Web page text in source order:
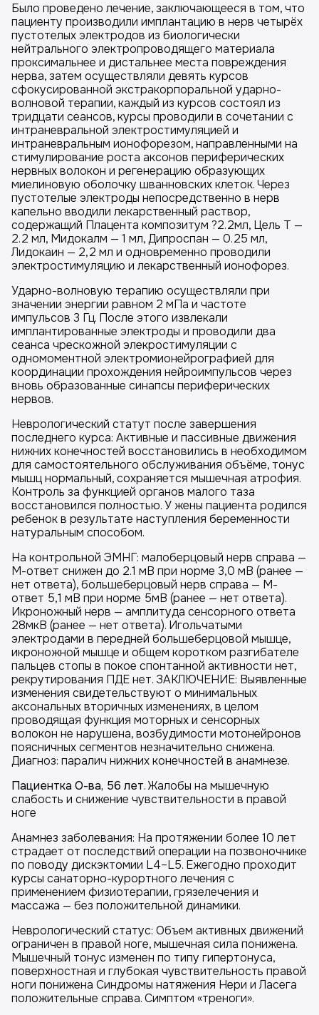
Было проведено лечение, заключающееся в том, что
пациенту производили имплантацию в нерв четырёх
пустотелых электродов из биологически
нейтрального электропроводящего материала
проксимальнее и дистальнее места повреждения
нерва, затем осуществляли девять курсов
сфокусированной экстракорпоральной ударно-
волновой терапии, каждый из курсов состоял из
тридцати сеансов, курсы проводили в сочетании с
интраневральной электростимуляцией и
интраневральным ионофорезом, направленными на
стимулирование роста аксонов периферических
нервных волокон и регенерацию образующих
миелиновую оболочку шванновских клеток. Через
пустотелые электроды непосредственно в нерв
капельно вводили лекарственный раствор,
содержащий Плацента композитум ?2.2мл, Цель Т —
2.2 мл, Мидокалм — 1 мл, Дипроспан — 0.25 мл,
Лидокаин — 2,2 мл и одновременно проводили
электростимуляцию и лекарственный ионофорез.
Ударно-волновую терапию осуществляли при
значении энергии равном 2 мПа и частоте
импульсов 3 Гц. После этого извлекали
имплантированные электроды и проводили два
сеанса чрескожной элекростимуляции с
одномоментной электромионейрографией для
координации прохождения нейроимпульсов через
вновь образованные синапсы периферических
нервов.
Неврологический статут после завершения
последнего курса: Активные и пассивные движения
нижних конечностей восстановились в необходимом
для самостоятельного обслуживания объёме, тонус
мышц нормальный, сохраняется мышечная атрофия.
Контроль за функцией органов малого таза
восстановился полностью. У жены пациента родился
ребенок в результате наступления беременности
натуральным способом.
На контрольной ЭМНГ: малоберцовый нерв справа —
М-ответ снижен до 2.1 мВ при норме 3,0 мВ (ранее —
нет ответа), большеберцовый нерв справа — М-
ответ 5,1 мВ при норме 5мВ (ранее — нет ответа).
Икроножный нерв — амплитуда сенсорного ответа
28мкВ (ранее — нет ответа). Игольчатыми
электродами в передней большеберцовой мышце,
икроножной мышце и общем коротком разгибателе
пальцев стопы в покое спонтанной активности нет,
рекрутирования ПДЕ нет. ЗАКЛЮЧЕНИЕ: Выявленные
изменения свидетельствуют о минимальных
аксональных вторичных изменениях, в целом
проводящая функция моторных и сенсорных
волокон не нарушена, возбудимости мотонейронов
поясничных сегментов незначительно снижена.
Диагноз: паралич нижних конечностей в анамнезе.
Пациентка О-ва, 56 лет. Жалобы на мышечную
слабость и снижение чувствительности в правой
ноге
Анамнез заболевания: На протяжении более 10 лет
страдает от последствий операции на позвоночнике
по поводу дискэктомии L4–L5. Ежегодно проходит
курсы санаторно-курортного лечения с
применением физиотерапии, грязелечения и
массажа — без положительной динамики.
Неврологический статус: Объем активных движений
ограничен в правой ноге, мышечная сила понижена.
Мышечный тонус изменен по типу гипертонуса,
поверхностная и глубокая чувствительность правой
ноги понижена Синдромы натяжения Нери и Ласега
положительные справа. Симптом «треноги».